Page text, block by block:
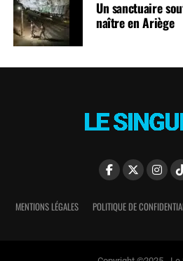
Un sanctuaire
naître en Ariège
MENTIONS LÉGALES POLITIQUE DE